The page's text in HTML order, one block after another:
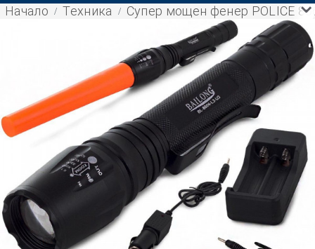
Начало Техника Супер мощен фенер POLICE